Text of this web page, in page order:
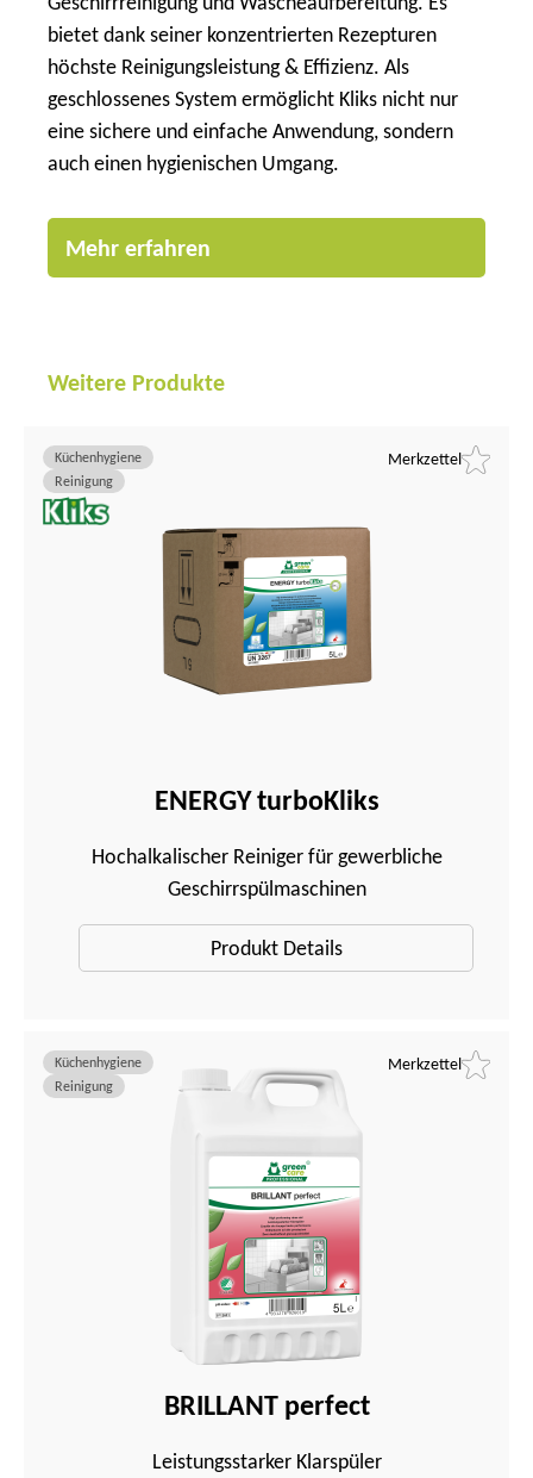
bietet dank seiner konzentrierten Rezepturen
höchste Reinigungsleistung & Effizienz. Als
geschlossenes System ermöglicht Kliks nicht nur
eine sichere und einfache Anwendung, sondern
auch einen hygienischen Umgang.
Mehr erfahren
Weitere Produkte
Merkzettel
ENERGY turboKliks
Hochalkalischer Reiniger für gewerbliche
Geschirrspülmaschinen
Küchenhygiene
Reinigung
Produkt Details
Merkzettel
BRILLANT perfect
Leistungsstarker Klarspüler
Küchenhygiene
Reinigung